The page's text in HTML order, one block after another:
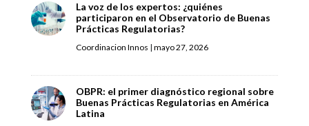
La voz de los expertos: ¿quiénes
participaron en el Observatorio de Buenas
Prácticas Regulatorias?
Coordinacion Innos | mayo 27, 2026
OBPR: el primer diagnóstico regional sobre
Buenas Prácticas Regulatorias en América
Latina